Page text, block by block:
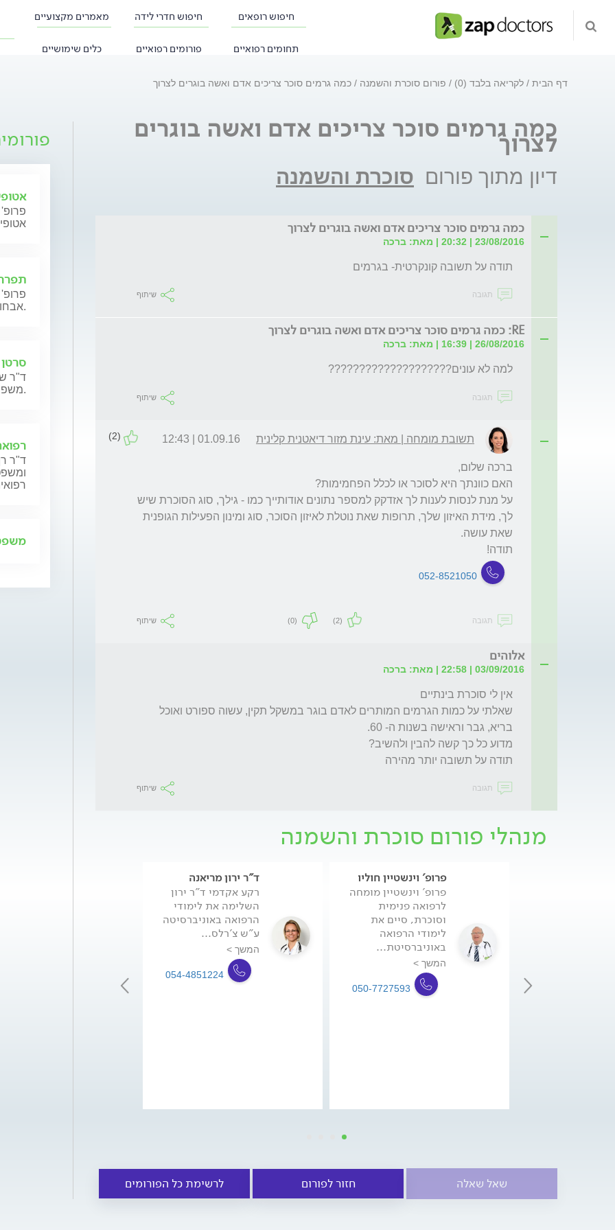
חיפוש רופאים חיפוש חדרי לידה מאמרים מקצועיים
תחומים רפואיים פורומים רפואיים כלים שימושיים
דף הבית לקריאה בלבד (0) פורום סוכרת והשמנה כמה גרמים סוכר צריכים אדם ואשה בוגרים לצרוך
כמה גרמים סוכר צריכים אדם ואשה בוגרים
לצרוך
דיון מתוך פורום סוכרת והשמנה
כמה גרמים סוכר צריכים אדם ואשה בוגרים לצרוך
23/08/2016 | 20:32 | מאת: ברכה
תודה על תשובה קונקרטית- בגרמים
תגובה שיתוף
RE: כמה גרמים סוכר צריכים אדם ואשה בוגרים לצרוך
26/08/2016 | 16:39 | מאת: ברכה
למה לא עונים????????????????????
תגובה שיתוף
תשובת מומחה | מאת: עינת מזור דיאטנית קלינית 01.09.16 | 12:43
(2)
תודה!
052-8521050
תגובה (2)
(0) שיתוף
אלוהים
03/09/2016 | 22:58 | מאת: ברכה
תודה על תשובה יותר מהירה
תגובה שיתוף
מנהלי פורום סוכרת והשמנה
ד"ר ירון מריאנה
רקע אקדמי ד"ר ירון
השלימה את לימודי
הרפואה באוניברסיטה
ע"ש צ'רלס...
המשך >
054-4851224
פרופ' וינשטיין חוליו
פרופ' וינשטיין מומחה
לרפואה פנימית
וסוכרת, סיים את
לימודי הרפואה
באוניברסיטת...
המשך >
050-7727593
שאל שאלה חזור לפורום לרשימת כל הפורומים
אבחון וטיפול.
ד"ר
משפחותיהם.
ד"ר